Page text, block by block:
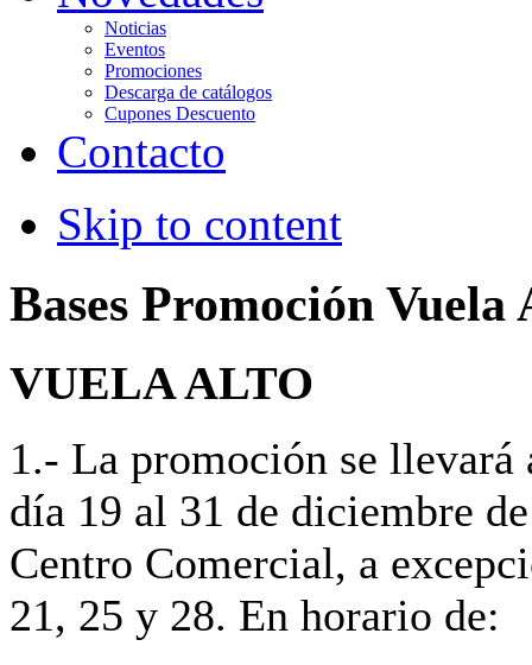
Noticias
Eventos
Promociones
Descarga de catálogos
Cupones Descuento
Contacto
Skip to content
Bases Promoción Vuela
VUELA ALTO
1.- La promoción se llevará
día 19 al 31 de diciembre
Centro Comercial, a
21, 25 y 28. En horario de: